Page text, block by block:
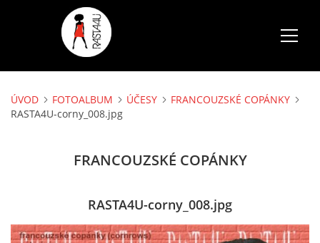
ÚVOD
CENÍK
ÚVOD FOTOALBUM ÚČESY
FRANCOUZSKÉ COPÁNKY
RASTA4U-corny_008.jpg
FRANCOUZSKÉ COPÁNKY
RASTA4U-corny_008.jpg